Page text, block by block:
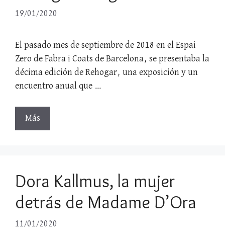
19/01/2020
El pasado mes de septiembre de 2018 en el Espai
Zero de Fabra i Coats de Barcelona, se presentaba la
décima edición de Rehogar, una exposición y un
encuentro anual que …
Más
Dora Kallmus, la mujer
detrás de Madame D’Ora
11/01/2020